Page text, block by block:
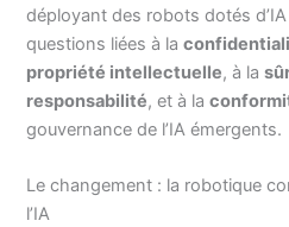
déployant des robots dotés
questions liées à la
propriété intellectuelle, à la
responsabilité, et à la
gouvernance de l’IA émergents.
Le changement : la robotique
l’IA